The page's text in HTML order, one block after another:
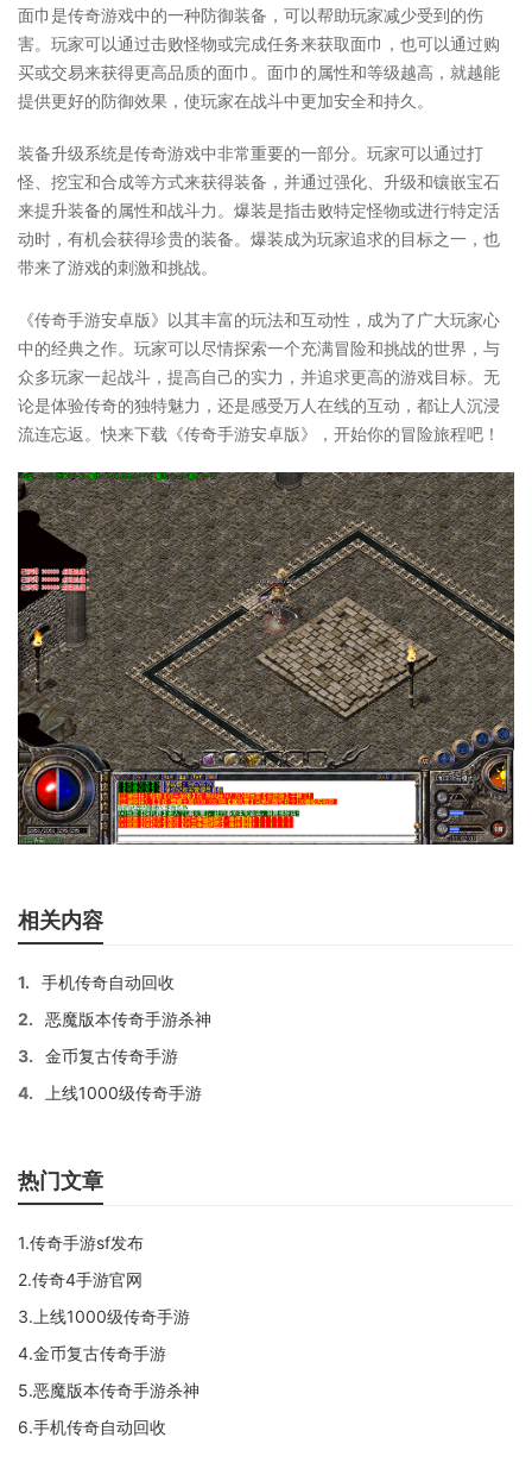
面巾是传奇游戏中的一种防御装备，可以帮助玩家减少受到的伤
害。玩家可以通过击败怪物或完成任务来获取面巾，也可以通过购
买或交易来获得更高品质的面巾。面巾的属性和等级越高，就越能
提供更好的防御效果，使玩家在战斗中更加安全和持久。
装备升级系统是传奇游戏中非常重要的一部分。玩家可以通过打
怪、挖宝和合成等方式来获得装备，并通过强化、升级和镶嵌宝石
来提升装备的属性和战斗力。爆装是指击败特定怪物或进行特定活
动时，有机会获得珍贵的装备。爆装成为玩家追求的目标之一，也
带来了游戏的刺激和挑战。
《传奇手游安卓版》以其丰富的玩法和互动性，成为了广大玩家心
中的经典之作。玩家可以尽情探索一个充满冒险和挑战的世界，与
众多玩家一起战斗，提高自己的实力，并追求更高的游戏目标。无
论是体验传奇的独特魅力，还是感受万人在线的互动，都让人沉浸
流连忘返。快来下载《传奇手游安卓版》，开始你的冒险旅程吧！
相关内容
1.
手机传奇自动回收
2.
恶魔版本传奇手游杀神
3.
金币复古传奇手游
4.
上线1000级传奇手游
热门文章
1.传奇手游sf发布
2.传奇4手游官网
3.上线1000级传奇手游
4.金币复古传奇手游
5.恶魔版本传奇手游杀神
6.手机传奇自动回收